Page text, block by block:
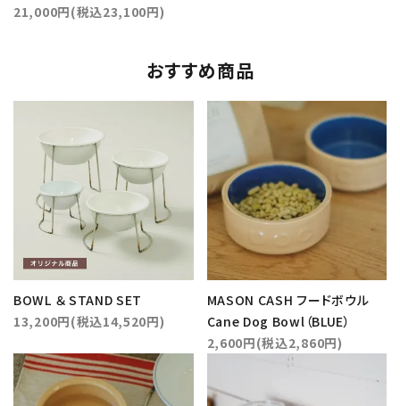
21,000円(税込23,100円)
おすすめ商品
BOWL ＆ STAND SET
13,200円(税込14,520円)
MASON CASH フードボウル
Cane Dog Bowl（BLUE）
2,600円(税込2,860円)